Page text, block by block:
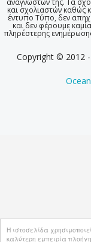
Η ιστοσελίδα
καλύτερη εμπειρία
αναγνωστών της. Τα
και σχολιαστών καθώς
έντυπο Τύπο, δεν
και δεν φέρουμε
πληρέστερης
Copyright © 2012